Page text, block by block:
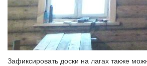
Зафиксировать доски на лагах также